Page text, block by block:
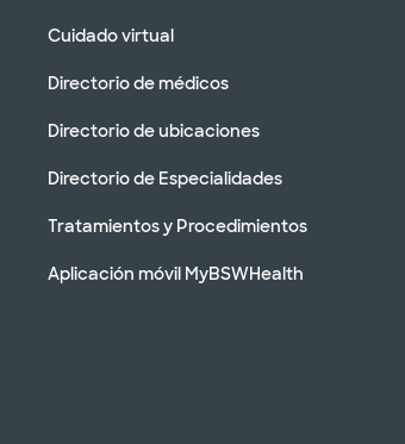
Cuidado virtual
Directorio de médicos
Directorio de ubicaciones
Directorio de Especialidades
Tratamientos y Procedimientos
Aplicación móvil MyBSWHealth